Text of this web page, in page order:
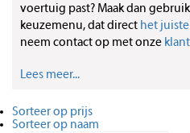
voertuig past? Maak dan
keuzemenu, dat direct het
neem contact op met onze
Lees meer...
Sorteer op prijs
Sorteer op naam